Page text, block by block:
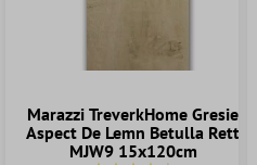
Marazzi TreverkHome Gresie
Aspect De Lemn Betulla Rett
MJW9 15x120cm